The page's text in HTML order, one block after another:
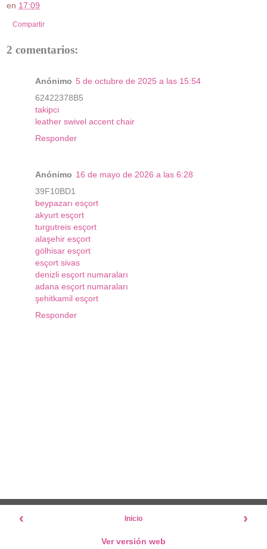
en 17:09
Compartir
2 comentarios:
Anónimo 5 de octubre de 2025 a las 15:54
62422378B5
takipci
leather swivel accent chair
Responder
Anónimo 16 de mayo de 2026 a las 6:28
39F10BD1
beypazarı esçort
akyurt esçort
turgutreis esçort
alaşehir esçort
gölhisar esçort
esçort sivas
denizli esçort numaraları
adana esçort numaraları
şehitkamil esçort
Responder
‹ ›
Inicio
Ver versión web